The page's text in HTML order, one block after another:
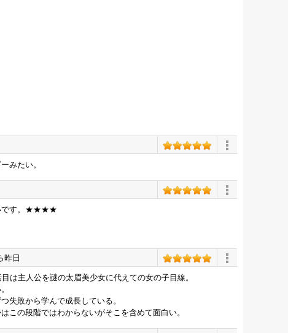
みたい。
いです。★★★★
昨日
は主人公を謎の太眉美少女に代えての女の子目線。
失敗から学んで成長している。
この段階ではわからないがそこを含めて面白い。